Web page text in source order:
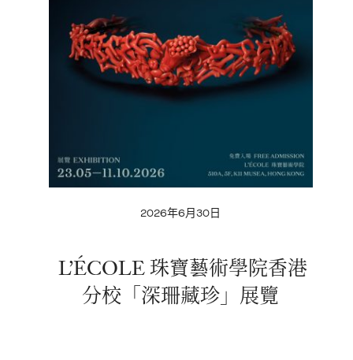
2026年6月30日
L’ÉCOLE 珠寶藝術學院香港
分校「深珊藏珍」展覽